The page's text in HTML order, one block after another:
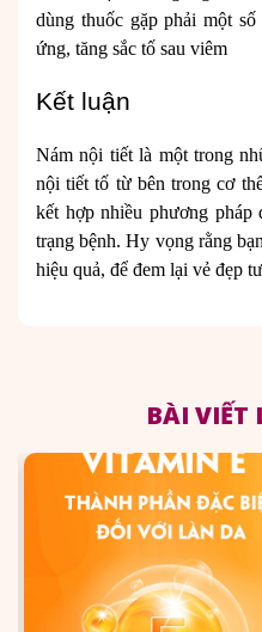
dùng thuốc gặp phải một
ứng, tăng sắc tố sau viêm
Kết luận
Nám nội tiết là một trong
nội tiết tố từ bên trong cơ
kết hợp nhiều phương
trạng bệnh. Hy vọng rằng
hiệu quả, để đem lại vẻ đẹp
BÀI VIẾT